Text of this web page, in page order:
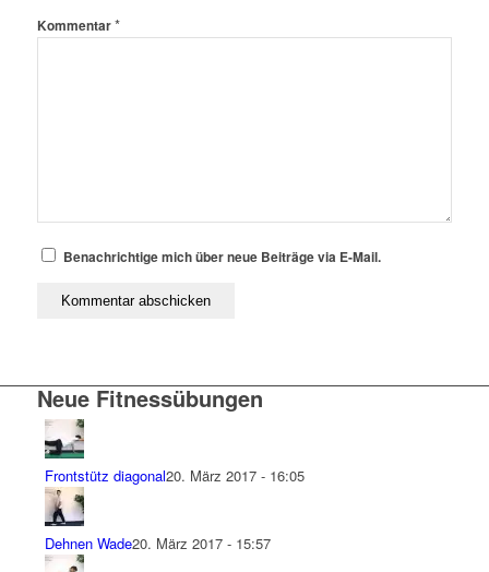
Kommentar*
Benachrichtige mich über neue Beiträge via E-Mail.
Neue Fitnessübungen
Frontstütz diagonal20. März 2017 - 16:05
Dehnen Wade20. März 2017 - 15:57